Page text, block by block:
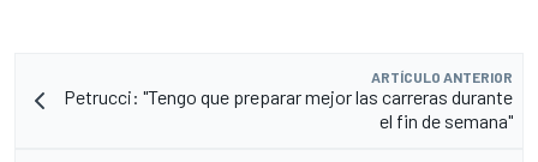
ARTÍCULO ANTERIOR
Petrucci: "Tengo que preparar mejor las carreras durante
el fin de semana"